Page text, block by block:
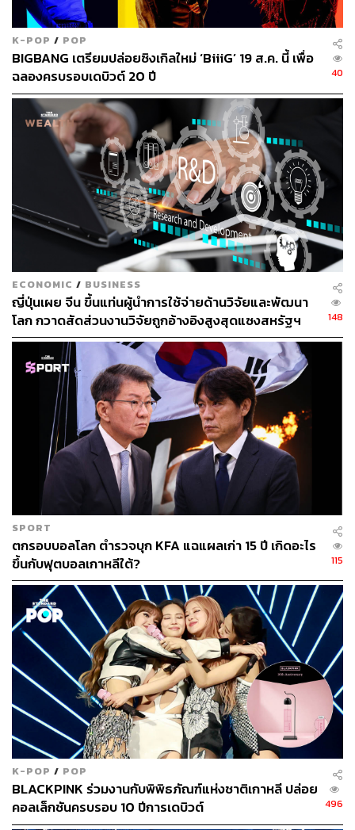
ทั้งนี้หาก ครม. มีมติเข้าร่วมเป็นสมาชิก CPTPP ได้ ไทยก็จะ
เริ่มขั้นตอนการเจรจากับแต่ละประเทศสมาชิก และจะต้อง
แสดงความจำนงในการเข้าเป็นสมาชิกต่อที่ประชุมใหญ่
สมาชิก CPTPP ซึ่งปกติจะมีการประชุมในเดือนสิงหาคม
ของทุกปี โดยดอนเปิดเผยว่า จากการที่ได้หารือกับชาติ
สมาชิก CPTPP มาแล้วเบื้องต้น ทุกประเทศยินดีที่จะให้ไทย
เข้าเป็นสมาชิก และพร้อมที่จะเปิดการประชุมรอบพิเศษให้กับ
ประเทศไทย คาดว่าจะสามารถแสดงความจำนงเพื่อสมัคร
เป็นสมาชิกได้ภายในเดือนมิถุนายนปีหน้า
พิสูจน์อักษร: พรนภัส ชำนาญค้า
https://english.kyodonews.net/news/2020/12/30bf29
957f73-urgent-s-korea-to-consider-joining-tpp-trade-
สามารถติดตาม THE STANDARD WEALTH
ผ่านแอปพลิเคชันต่างๆ ที่คุณสะดวกหรือใช้งานอยู่แล้วได้เลย
TAGS: เศรษฐกิจ การค้าระหว่างประเทศ
South Korea
การส่งออก
ฝ่าวิกฤตโควิด-19 CPTPP
68
ABOUT THE AUTHOR
THE STANDARD TEAM
กองบรรณาธิการ THE STANDARD
K-POP / POP
BIGBANG เตรียมปล่อยซิงเกิลใหม่ ‘BiiiG’ 19 ส.ค. นี้ เพื่อ
ฉลองครบรอบเดบิวต์ 20 ปี
40
ECONOMIC / BUSINESS
ญี่ปุ่นเผย จีน ขึ้นแท่นผู้นำการใช้จ่ายด้านวิจัยและพัฒนา
โลก กวาดสัดส่วนงานวิจัยถูกอ้างอิงสูงสุดแซงสหรัฐฯ
148
SPORT
ตกรอบบอลโลก ตำรวจบุก KFA แฉแผลเก่า 15 ปี เกิดอะไร
ขึ้นกับฟุตบอลเกาหลีใต้?
115
K-POP / POP
BLACKPINK ร่วมงานกับพิพิธภัณฑ์แห่งชาติเกาหลี ปล่อย
คอลเล็กชันครบรอบ 10 ปีการเดบิวต์
496